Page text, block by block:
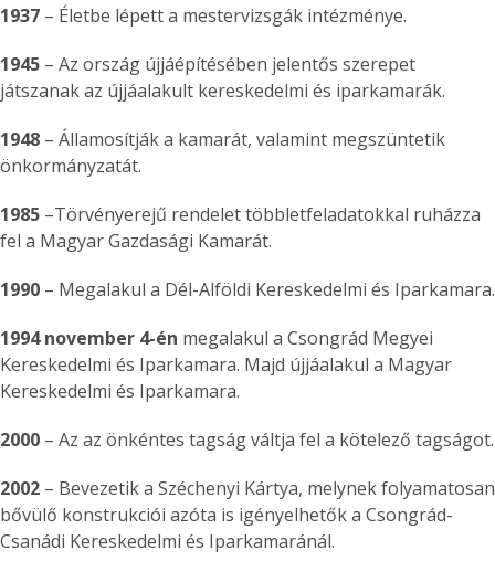
1937 – Életbe lépett a mestervizsgák intézménye.
1945 – Az ország újjáépítésében jelentős szerepet
játszanak az újjáalakult kereskedelmi és iparkamarák.
1948 – Államosítják a kamarát, valamint megszüntetik
önkormányzatát.
1985 –Törvényerejű rendelet többletfeladatokkal ruházza
fel a Magyar Gazdasági Kamarát.
1990 – Megalakul a Dél-Alföldi Kereskedelmi és Iparkamara.
1994 november 4-én megalakul a Csongrád Megyei
Kereskedelmi és Iparkamara. Majd újjáalakul a Magyar
Kereskedelmi és Iparkamara.
2000 – Az az önkéntes tagság váltja fel a kötelező tagságot.
2002 – Bevezetik a Széchenyi Kártya, melynek folyamatosan
bővülő konstrukciói azóta is igényelhetők a Csongrád-
Csanádi Kereskedelmi és Iparkamaránál.